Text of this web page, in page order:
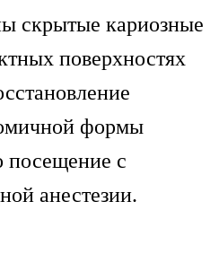
скрытые кариозные
поверхностях
формы
посещение с
анестезии.